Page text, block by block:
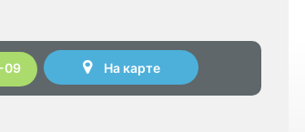
09 На карте